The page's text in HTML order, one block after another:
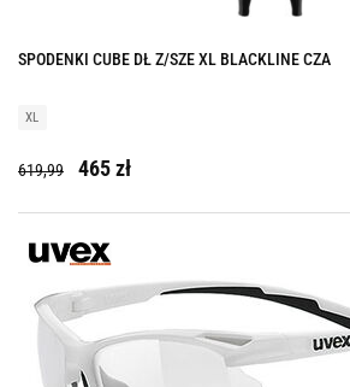
SPODENKI CUBE DŁ Z/SZE XL BLACKLINE CZA
XL
619,99 465 zł